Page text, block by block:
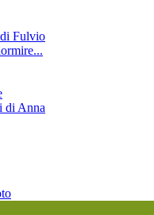
Fulvio
di Anna